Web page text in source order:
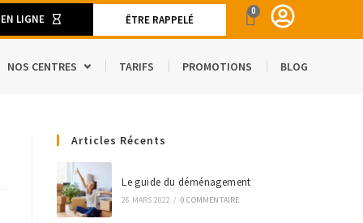
LIGNE ÊTRE RAPPELÉ
0
ET MATÉRIELS DE DÉMÉNAGEMENT
NOS CENTRES TARIFS PROMOTIONS BLOG
Articles Récents
Le guide du déménagement
26 MARS 2022 / 0 COMMENTAIRE